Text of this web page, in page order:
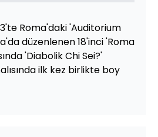
Roma'daki 'Auditorium
düzenlenen 18'inci 'Roma
'Diabolik Chi Sei?'
ilk kez birlikte boy